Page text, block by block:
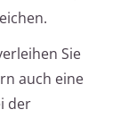
Sie
auch eine
der